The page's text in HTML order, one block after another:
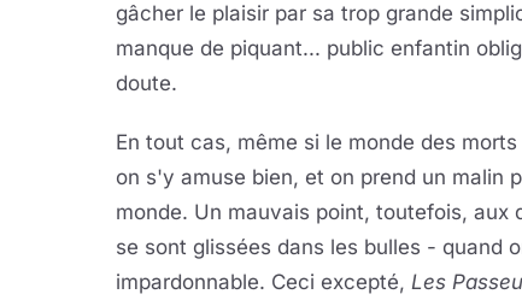
gâcher le plaisir par sa trop grande
manque de piquant... public enfantin
doute.
En tout cas, même si le monde des
on s'y amuse bien, et on prend un malin
monde. Un mauvais point, toutefois,
se sont glissées dans les bulles - quand
impardonnable. Ceci excepté, Les